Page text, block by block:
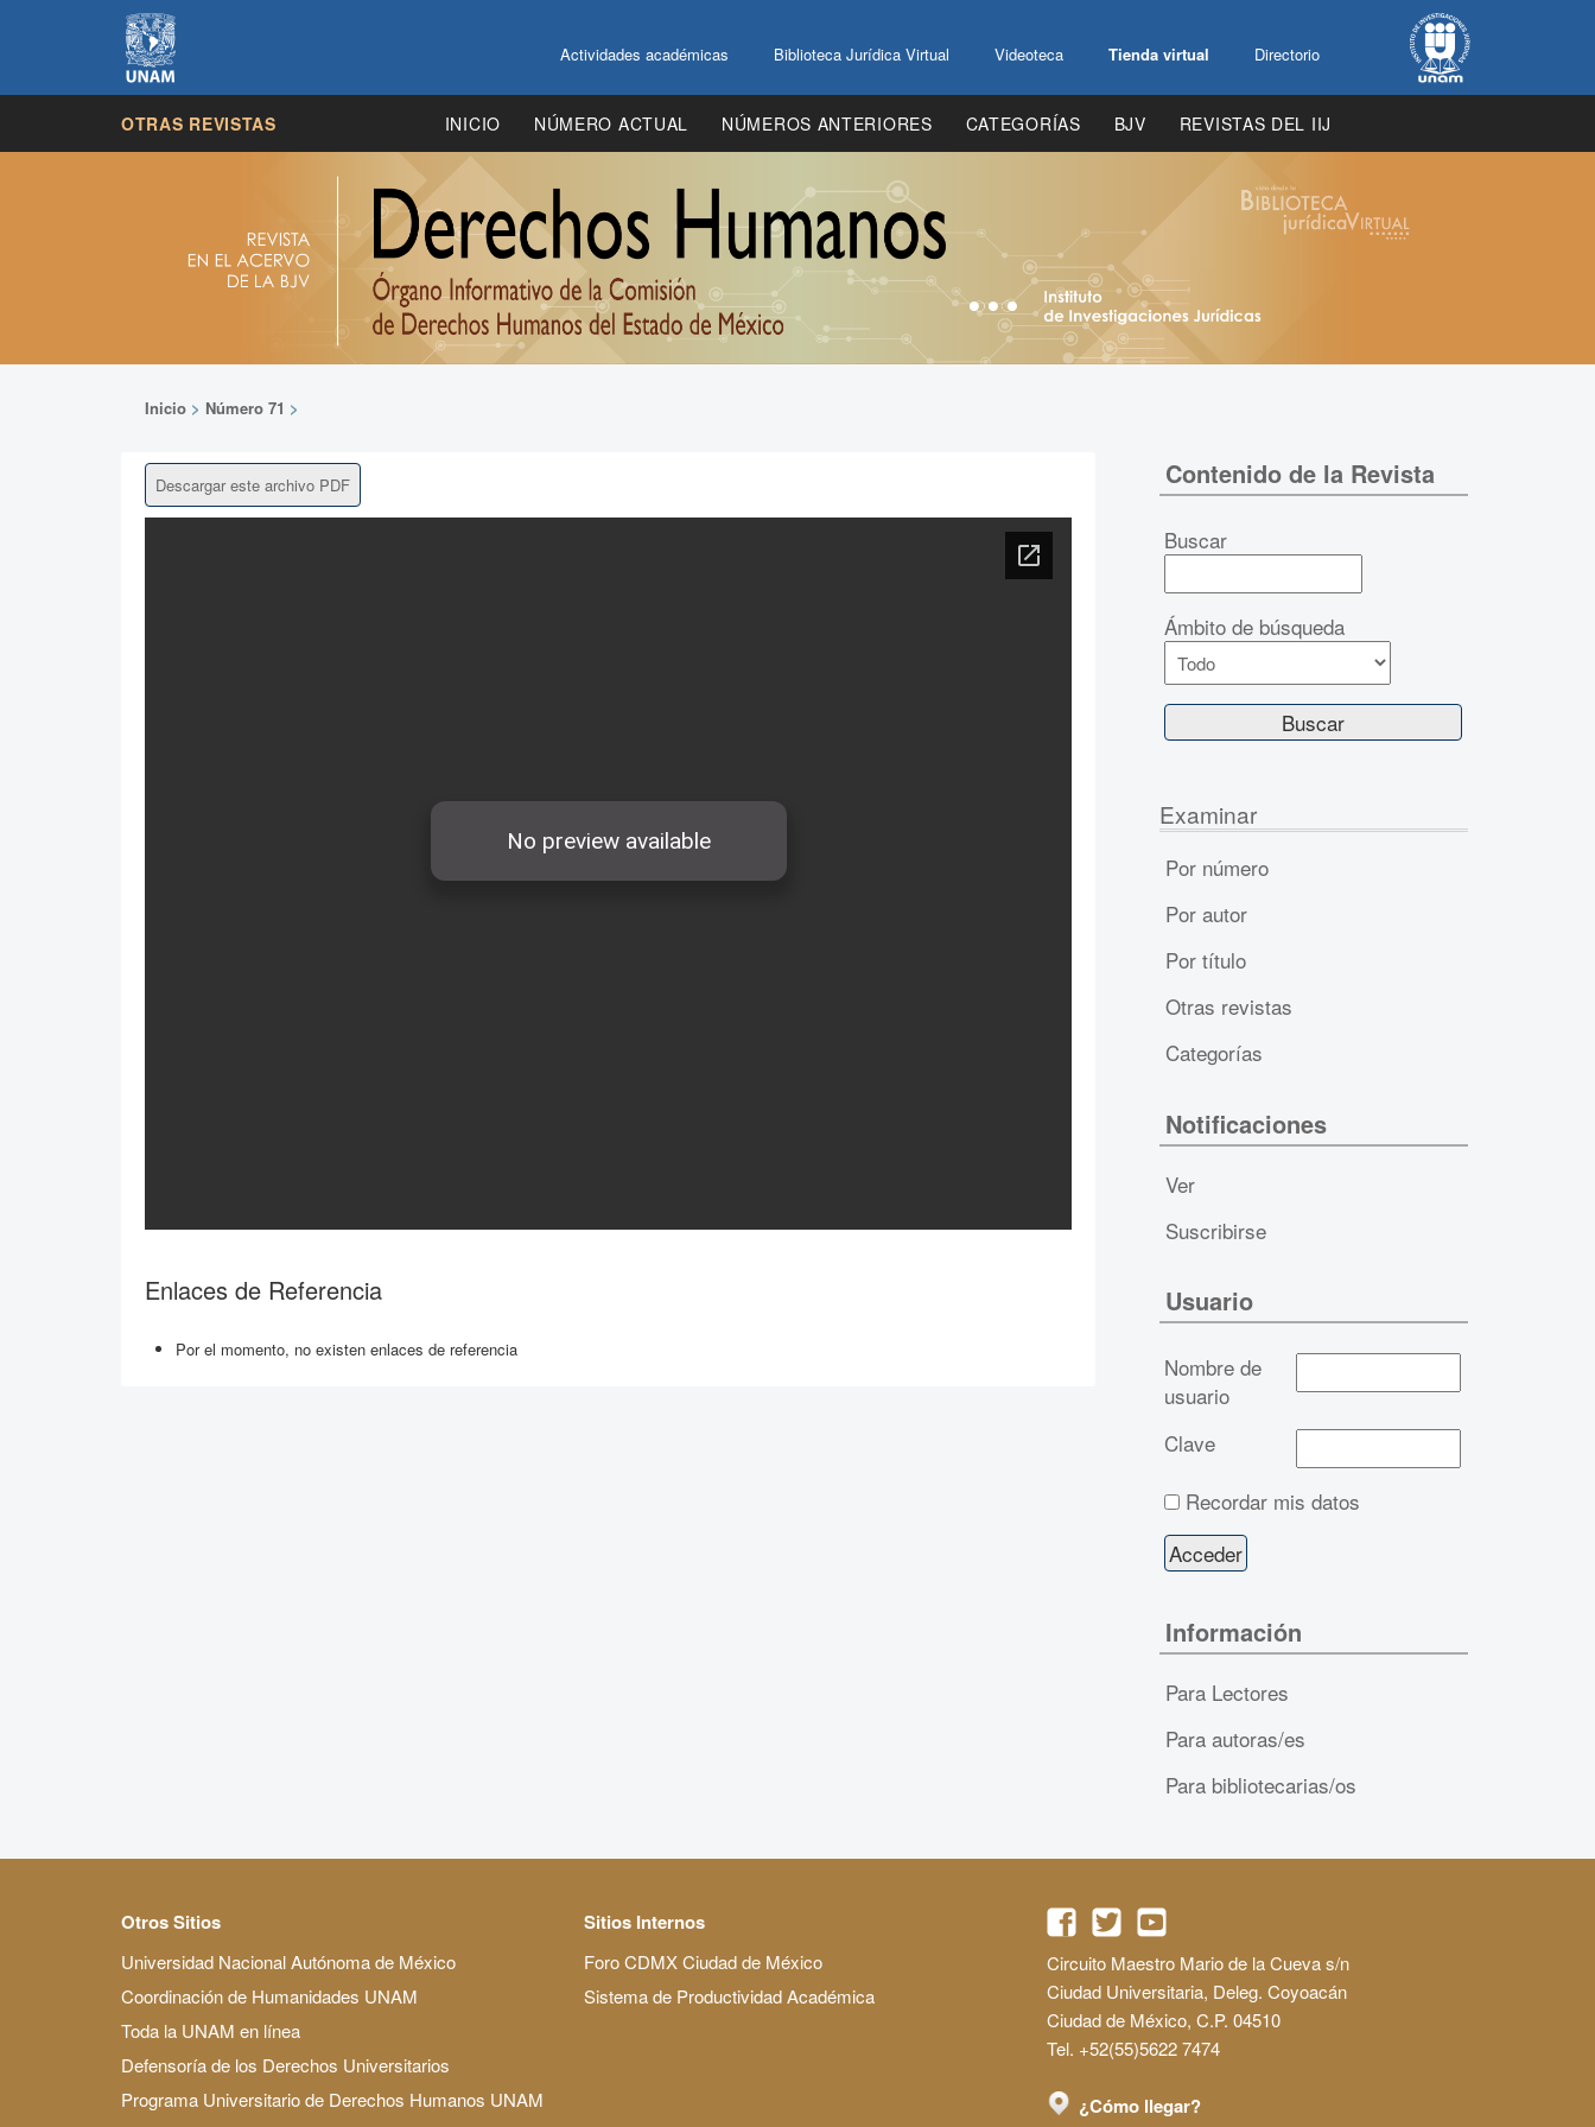
Actividades académicas Biblioteca Jurídica Virtual Videoteca Tienda virtual Directorio
OTRAS REVISTAS INICIO NÚMERO ACTUAL NÚMEROS ANTERIORES CATEGORÍAS BJV REVISTAS DEL IIJ
Inicio > Número 71 >
Descargar este archivo PDF
Enlaces de Referencia
Por el momento, no existen enlaces de referencia
Contenido de la Revista
Buscar
Ámbito de búsqueda
Examinar
Por número
Por autor
Por título
Otras revistas
Categorías
Notificaciones
Ver
Suscribirse
Usuario
Nombre de
usuario
Clave
Recordar mis datos
Información
Para Lectores
Para autoras/es
Para bibliotecarias/os
Otros Sitios
Universidad Nacional Autónoma de México
Coordinación de Humanidades UNAM
Toda la UNAM en línea
Defensoría de los Derechos Universitarios
Programa Universitario de Derechos Humanos UNAM
Sitios Internos
Foro CDMX Ciudad de México
Sistema de Productividad Académica
Circuito Maestro Mario de la Cueva s/n
Ciudad Universitaria, Deleg. Coyoacán
Ciudad de México, C.P. 04510
Tel. +52(55)5622 7474
¿Cómo llegar?